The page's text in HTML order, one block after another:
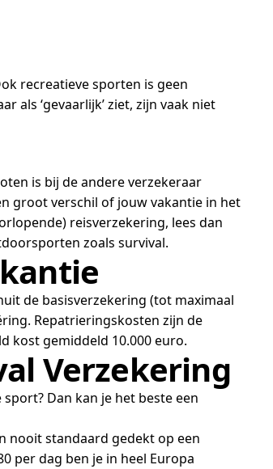
recreatieve sporten is geen
als ‘gevaarlijk’ ziet, zijn vaak niet
is bij de andere verzekeraar
groot verschil of jouw vakantie in het
reisverzekering, lees dan
zoals survival.
de basisverzekering (tot maximaal
Repatrieringskosten zijn de
kost gemiddeld 10.000 euro.
Verzekering
Dan kan je het beste een
nooit standaard gedekt op een
per dag ben je in heel Europa